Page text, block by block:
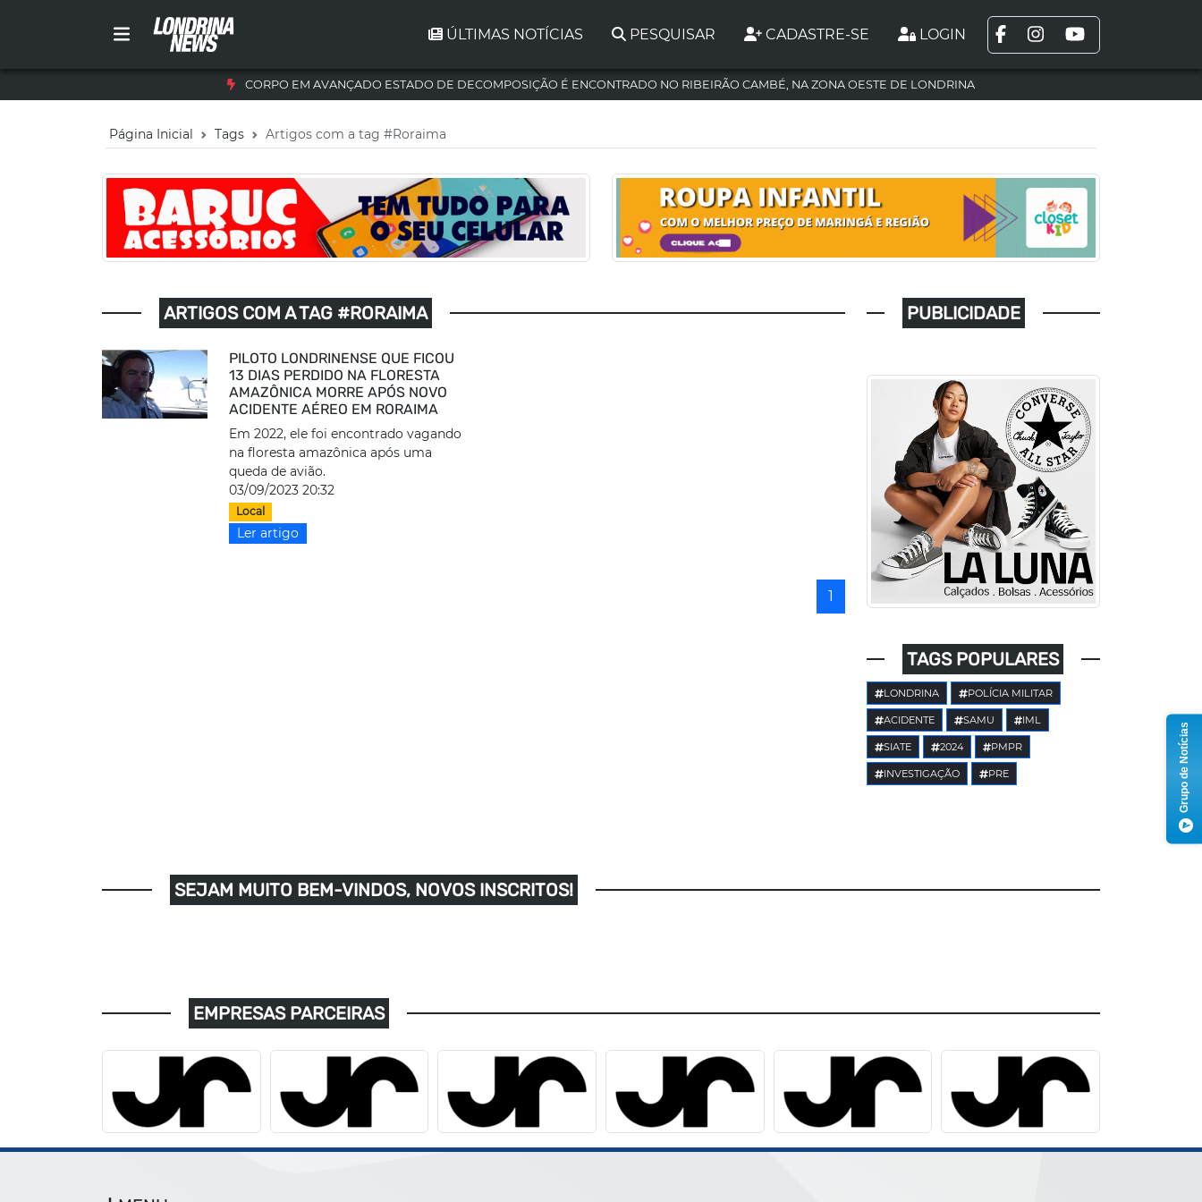
ÚLTIMAS NOTÍCIAS PESQUISAR CADASTRE-SE LOGIN
CORPO EM AVANÇADO ESTADO DE DECOMPOSIÇÃO É ENCONTRADO NO RIBEIRÃO CAMBÉ, NA ZONA OESTE DE LONDRINA
Página Inicial Tags Artigos com a tag #Roraima
ARTIGOS COM A TAG #RORAIMA
PILOTO LONDRINENSE QUE FICOU
13 DIAS PERDIDO NA FLORESTA
AMAZÔNICA MORRE APÓS NOVO
ACIDENTE AÉREO EM RORAIMA
Em 2022, ele foi encontrado vagando
na floresta amazônica após uma
queda de avião.
03/09/2023 20:32
Local
Ler artigo
1
PUBLICIDADE
TAGS POPULARES
LONDRINA POLÍCIA MILITAR
ACIDENTE SAMU IML
SIATE 2024 PMPR
INVESTIGAÇÃO PRE
SEJAM MUITO BEM-VINDOS, NOVOS INSCRITOS!
EMPRESAS PARCEIRAS
Grupo de Notícias